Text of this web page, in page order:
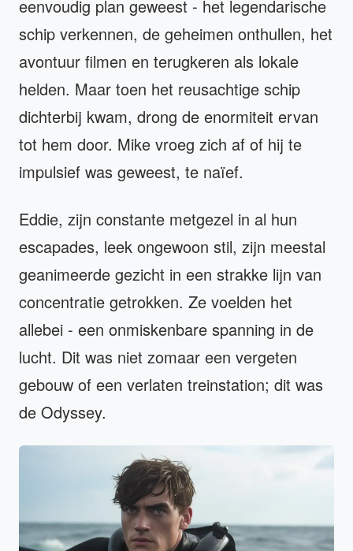
eenvoudig plan geweest - het legendarische
schip verkennen, de geheimen onthullen, het
avontuur filmen en terugkeren als lokale
helden. Maar toen het reusachtige schip
dichterbij kwam, drong de enormiteit ervan
tot hem door. Mike vroeg zich af of hij te
impulsief was geweest, te naïef.
Eddie, zijn constante metgezel in al hun
escapades, leek ongewoon stil, zijn meestal
geanimeerde gezicht in een strakke lijn van
concentratie getrokken. Ze voelden het
allebei - een onmiskenbare spanning in de
lucht. Dit was niet zomaar een vergeten
gebouw of een verlaten treinstation; dit was
de Odyssey.